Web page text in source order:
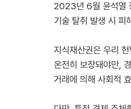
2023년 6월 윤석열
기술 탈취 발생 시 피
지식재산권은 우리
온전히 보장돼야만,
거래에 의해 사회적